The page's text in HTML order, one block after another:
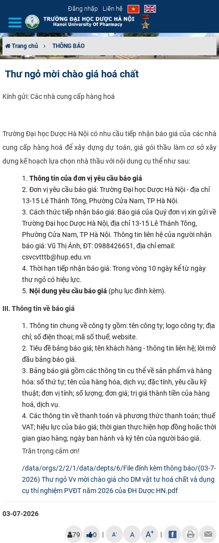
Đăng nhập Liên hệ
ĐÀO TẠO
ĐẢM BẢO CHẤT LƯỢNG
KHOA HỌC CÔNG NGHỆ
HTQT
CỰU NGƯỜI HỌC
Trang chủ THÔNG BÁO
Thư ngỏ mời chào giá hoá chất
Kính gửi: Các nhà cung cấp hàng hoá
Trường Đại học Dược Hà Nội có nhu cầu tiếp nhận báo giá của các nhà
cung cấp hàng hoá để xây dựng dự toán, giá gói thầu làm cơ sở xây
dựng kế hoạch lựa chọn nhà thầu với nội dung cụ thể như sau:
Thông tin của đơn vị yêu cầu báo giá
Đơn vị yêu cầu báo giá: Trường Đại học Dược Hà Nội - địa chỉ
13-15 Lê Thánh Tông, Phường Cửa Nam, TP Hà Nội.
Cách thức tiếp nhận báo giá: Báo giá của Quý đơn vị xin gửi về
Trường Đại học Dược Hà Nội, địa chỉ 13-15 Lê Thánh Tông,
Phường Cửa Nam, TP Hà Nội. Thông tin liên hệ của người nhận
báo giá: Vũ Thị Ánh, ĐT: 0988426651, địa chỉ email:
csvcvtttb@hup.edu.vn
Thời hạn tiếp nhận báo giá: Trong vòng 10 ngày kể từ ngày
thư ngỏ có hiệu lực.
Nội dung yêu cầu báo giá (phụ lục đính kèm).
III. Thông tin về báo giá
Thông tin chung về công ty gồm: tên công ty; logo công ty; địa
chỉ; số điện thoại; mã số thuế; website.
Tiêu đề bảng báo giá; tên khách hàng - thông tin liên hệ; lời mở
đầu bảng báo giá.
Bảng báo giá gồm các thông tin cụ thể về sản phẩm và hàng
hóa: số thứ tự; tên của hàng hóa, dịch vụ; đặc tính, yêu cầu kỹ
thuật; đơn vị tính; số lượng; đơn giá; trị giá thành tiền của hàng
hoá, dịch vụ.
Các thông tin về thanh toán và phương thức thanh toán; thuế
VAT; hiệu lực của báo giá; thời gian thực hiện hợp đồng hoặc thời
gian giao hàng; ngày ban hành và ký tên của người báo giá.
Trân trọng cảm ơn!
/data/orgs/2/2/1/data/depts/6/File đính kèm thông báo/(03-7-
2026) Thư ngỏ Vv mời chào giá cho DM vật tư hoá chất và dụng
cụ thí nghiệm PVĐT năm 2026 của ĐH Dược HN.pdf
03-07-2026
79 0 | A- A A+ |